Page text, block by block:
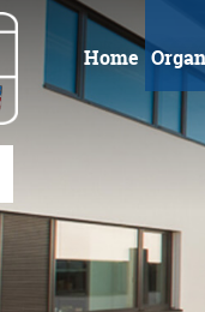
Home